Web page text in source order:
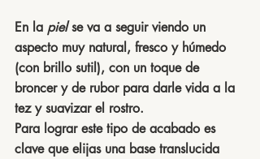
En la piel se va a seguir viendo un
aspecto muy natural, fresco y húmedo
(con brillo sutil), con un toque de
broncer y de rubor para darle vida a la
tez y suavizar el rostro.
Para lograr este tipo de acabado es
clave que elijas una base translucida